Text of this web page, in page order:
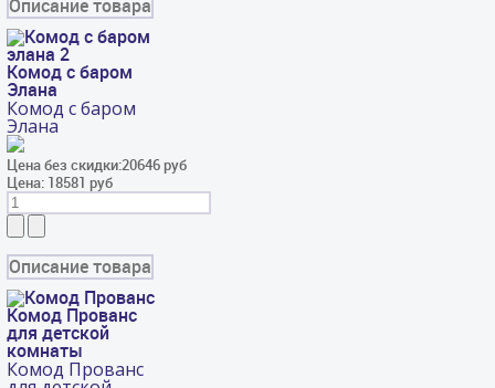
Описание товара
Комод с баром
Элана
Комод с баром
Элана
Цена без скидки:20646 руб
Цена: 18581 руб
Описание товара
Комод Прованс
для детской
комнаты
Комод Прованс